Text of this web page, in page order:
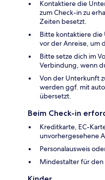
Kontaktiere die
zum Check-in zu
Zeiten besetzt.
Bitte kontaktiere
vor der Anreise, um
Bitte setze dich im
Verbindung, wenn
Von der Unterkunft
werden ggf. mit
übersetzt.
Beim Check-in
Kreditkarte, EC-
unvorhergesehene
Personalausweis
Mindestalter für den